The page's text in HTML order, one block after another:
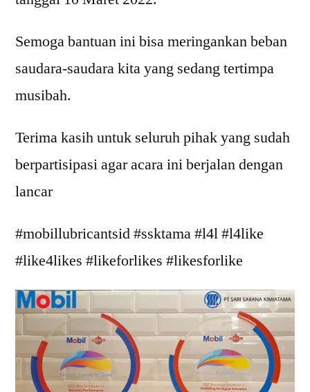
Semoga bantuan ini bisa meringankan beban
saudara-saudara kita yang sedang tertimpa
musibah.
Terima kasih untuk seluruh pihak yang sudah
berpartisipasi agar acara ini berjalan dengan
lancar
#mobillubricantsid #ssktama #l4l #l4like
#like4likes #likeforlikes #likesforlike